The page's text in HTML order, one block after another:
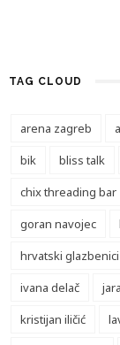
TAG CLOUD
arena zagreb
bik
bliss talk
chix threading bar
goran navojec
hrvatski glazbenici
ivana delač
kristijan iličić